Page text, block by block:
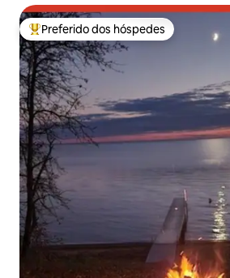
Entre os melhores preferidos dos
Preferido dos hóspedes